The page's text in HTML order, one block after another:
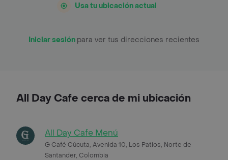
Usa tu ubicación actual
Iniciar sesión para ver tus direcciones recientes
All Day Cafe cerca de mi ubicación
All Day Cafe Menú
G Café Cúcuta, Avenida 10, Los Patios, Norte de
Santander, Colombia